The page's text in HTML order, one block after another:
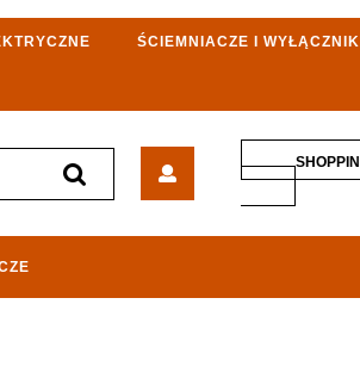
ŚCIEMNIACZE I WYŁĄCZNIKI
250g
SHOPPING
CART